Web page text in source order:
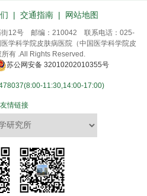
| 交通指南 | 网站地图
街12号 邮编：210042 联系电话：025-
学科学院皮肤病医院（中国医学科学院皮
所有 .All Rights Reserved.
苏公网安备 32010202010355号
11:30,14:00-17:00)
友情链接